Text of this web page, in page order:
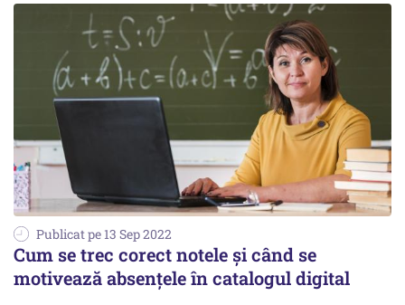
Publicat pe 13 Sep 2022
Cum se trec corect notele şi când se
motivează absenţele în catalogul digital